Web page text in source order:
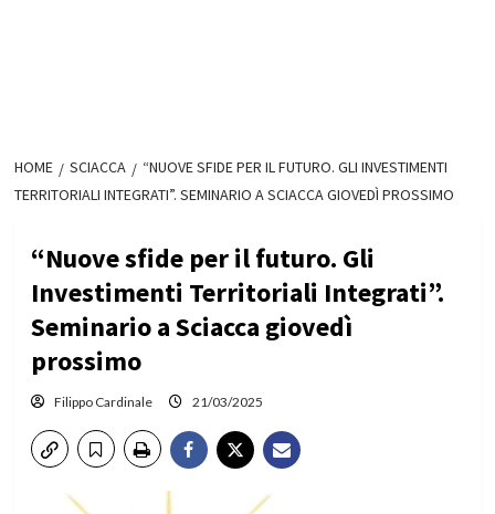
HOME SCIACCA
“NUOVE SFIDE PER IL FUTURO. GLI INVESTIMENTI
TERRITORIALI INTEGRATI”. SEMINARIO A SCIACCA GIOVEDÌ PROSSIMO
“Nuove sfide per il futuro. Gli
Investimenti Territoriali Integrati”.
Seminario a Sciacca giovedì
prossimo
Filippo Cardinale 21/03/2025